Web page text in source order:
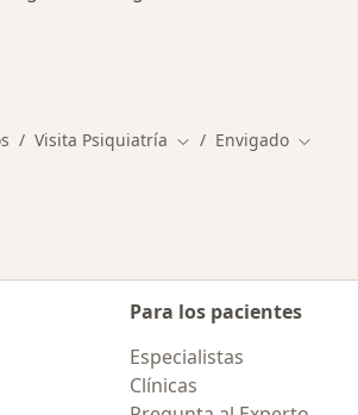
Visita Psiquiatría Cambiar de ciudad
Envigado
Para los pacientes
Especialistas
Clínicas